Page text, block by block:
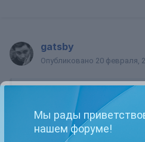
gatsby
Опубликовано 20 февраля,
В 20.02.2017 в 11:55, JR-T
gatsby
Регистрация уже давно закрыта
Мы рады
нашем форуме!